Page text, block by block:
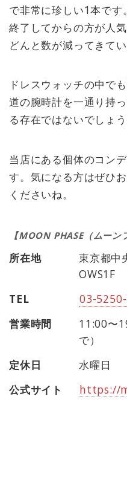
で非常に珍しい1本で
終了してからの方が人
どんと数が減ってきてい
ドレスウォッチの中で
道の腕時計を一通り持
る存在ではないでしょ
当店にある個体のコン
す。気になる方はぜひ
くださいね。
所在地
東京都中
OWS1F
TEL
03-
営業時間
11:00〜
で）
定休日
水曜日
公式サイト
https://
【MOON PHASE（ムーン